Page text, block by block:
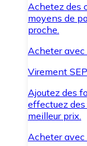
Achetez des
moyens de
proche.
Acheter avec
Virement
Ajoutez des
effectuez
meilleur prix.
Acheter